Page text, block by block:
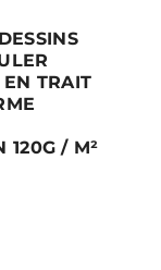
TRAIT
120G / M²